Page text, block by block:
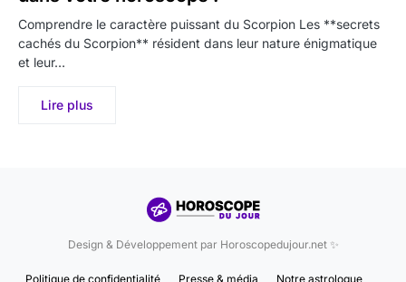
Comprendre le caractère puissant du Scorpion Les **secrets
cachés du Scorpion** résident dans leur nature énigmatique
et leur…
Lire plus
Design & Développement par Horoscopedujour.net ✨
Politique de confidentialité Presse & média Notre astrologue